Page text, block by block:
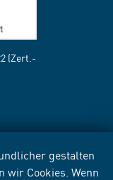
gestalten
wir Cookies. Wenn
(Zert.-